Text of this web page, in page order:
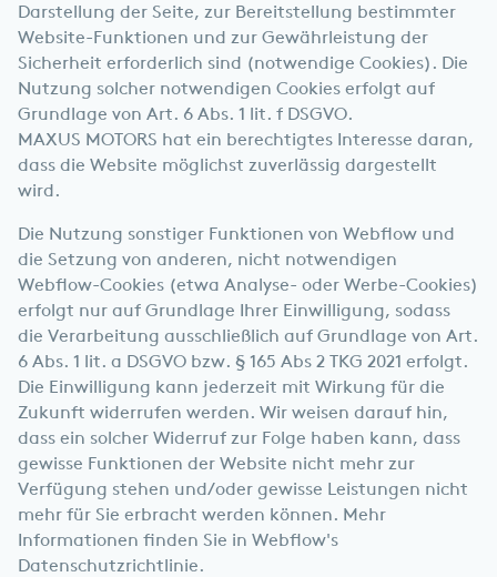
Darstellung der Seite, zur Bereitstellung bestimmter
Website-Funktionen und zur Gewährleistung der
Sicherheit erforderlich sind (notwendige Cookies). Die
Nutzung solcher notwendigen Cookies erfolgt auf
Grundlage von Art. 6 Abs. 1 lit. f DSGVO.
MAXUS MOTORS hat ein berechtigtes Interesse daran,
dass die Website möglichst zuverlässig dargestellt
wird.
Die Nutzung sonstiger Funktionen von Webflow und
die Setzung von anderen, nicht notwendigen
Webflow-Cookies (etwa Analyse- oder Werbe-Cookies)
erfolgt nur auf Grundlage Ihrer Einwilligung, sodass
die Verarbeitung ausschließlich auf Grundlage von Art.
6 Abs. 1 lit. a DSGVO bzw. § 165 Abs 2 TKG 2021 erfolgt.
Die Einwilligung kann jederzeit mit Wirkung für die
Zukunft widerrufen werden. Wir weisen darauf hin,
dass ein solcher Widerruf zur Folge haben kann, dass
gewisse Funktionen der Website nicht mehr zur
Verfügung stehen und/oder gewisse Leistungen nicht
mehr für Sie erbracht werden können. Mehr
Informationen finden Sie in Webflow's
Datenschutzrichtlinie.